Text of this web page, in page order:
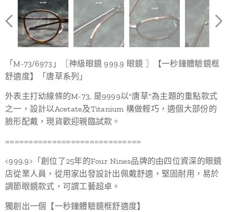
「M-73/6973」〖神級眼鏡 999.9 眼鏡 〗【一秒鐘體驗鏡框
舒適度】「唐草系列」
外表主打幼線條的M-73, 是9999以"唐草"為主題的重點款式
之一，設計以Acetate及Titanium 構做輕巧，適個大部份的
臉形配戴，現貨歡迎親臨試款。
=============================
<999.9>「創位了25年的Four Nines品牌的由四位資深的眼鏡
店從業人員，從用家出發設計出佩戴舒適，堅固耐用，易於
調節眼鏡款式，可謂工藝超卓。
獨創出一個【一秒鐘體驗鏡框舒適度】